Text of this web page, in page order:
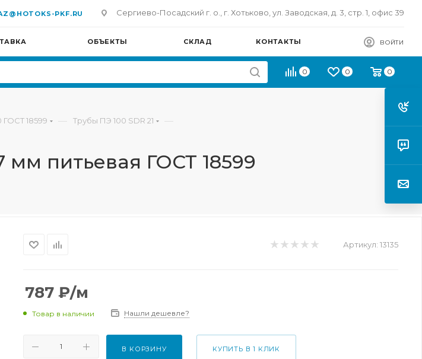
PKF.RU Сергиево-Посадский г. о., г. Хотьково, ул. Заводская, д. 3, стр. 1, офис 39
ОБЪЕКТЫ СКЛАД КОНТАКТЫ ВОЙТИ
0 0 0
18599 — Трубы ПЭ 100 SDR 21 —
мм питьевая ГОСТ 18599
Артикул: 13135
787 ₽/м
Товар в наличии Нашли дешевле?
В КОРЗИНУ КУПИТЬ В 1 КЛИК